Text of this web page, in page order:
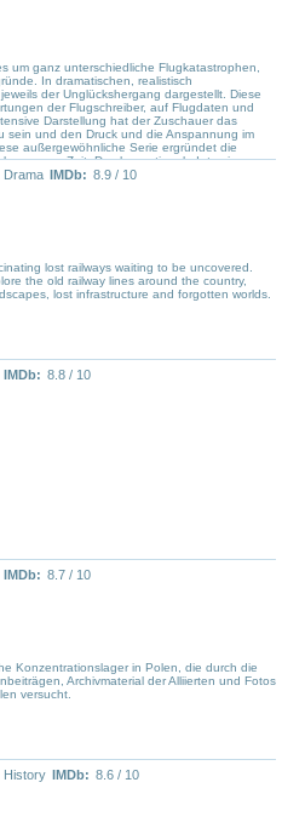
um ganz unterschiedliche Flugkatastrophen,
In dramatischen, realistisch
der Unglückshergang dargestellt. Diese
der Flugschreiber, auf Flugdaten und
Darstellung hat der Zuschauer das
sein und den Druck und die Anspannung im
außergewöhnliche Serie ergründet die
unserer Zeit. Durch emotionale Interviews,
Bilder, beeindruckende nachgestellte
Nachrichtenmaterial, Interviews mit
bringen zusätzliches Licht in
nach den Ursachen eines Crashs
werden darüber hinaus einzelne
Feuer an Bord, automatische
Drama IMDb: 8.9 / 10
lost railways waiting to be uncovered.
the old railway lines around the country,
lost infrastructure and forgotten worlds.
IMDb: 8.8 / 10
IMDb: 8.7 / 10
Konzentrationslager in Polen, die durch die
Archivmaterial der Alliierten und Fotos
versucht.
History IMDb: 8.6 / 10